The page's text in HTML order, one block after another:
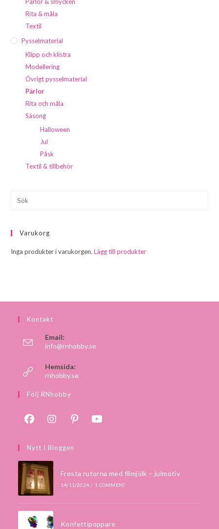
Rita & måla
Textil
Pysselmaterial
Klipp och klistra
Modellering
Övrigt pysselmaterial
Pärlor
Rita och måla
Säsong
Halloween
Jul
Påsk
Textil & tillbehör
Varukorg
Inga produkter i varukorgen.Lägg till produkter
Kontakt
Email:
info@rnhobby.se
Hemsida:
rnhobby.se
Följ RNhobby
Nytt I Bloggen
Frosta rutorna med filmjölk – julmotiv
14/11/2024 / 1 COMMENT
Konfettipoppare